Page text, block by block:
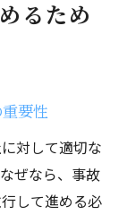
るため
要性
対して適切な
ぜなら、事故
して進める必